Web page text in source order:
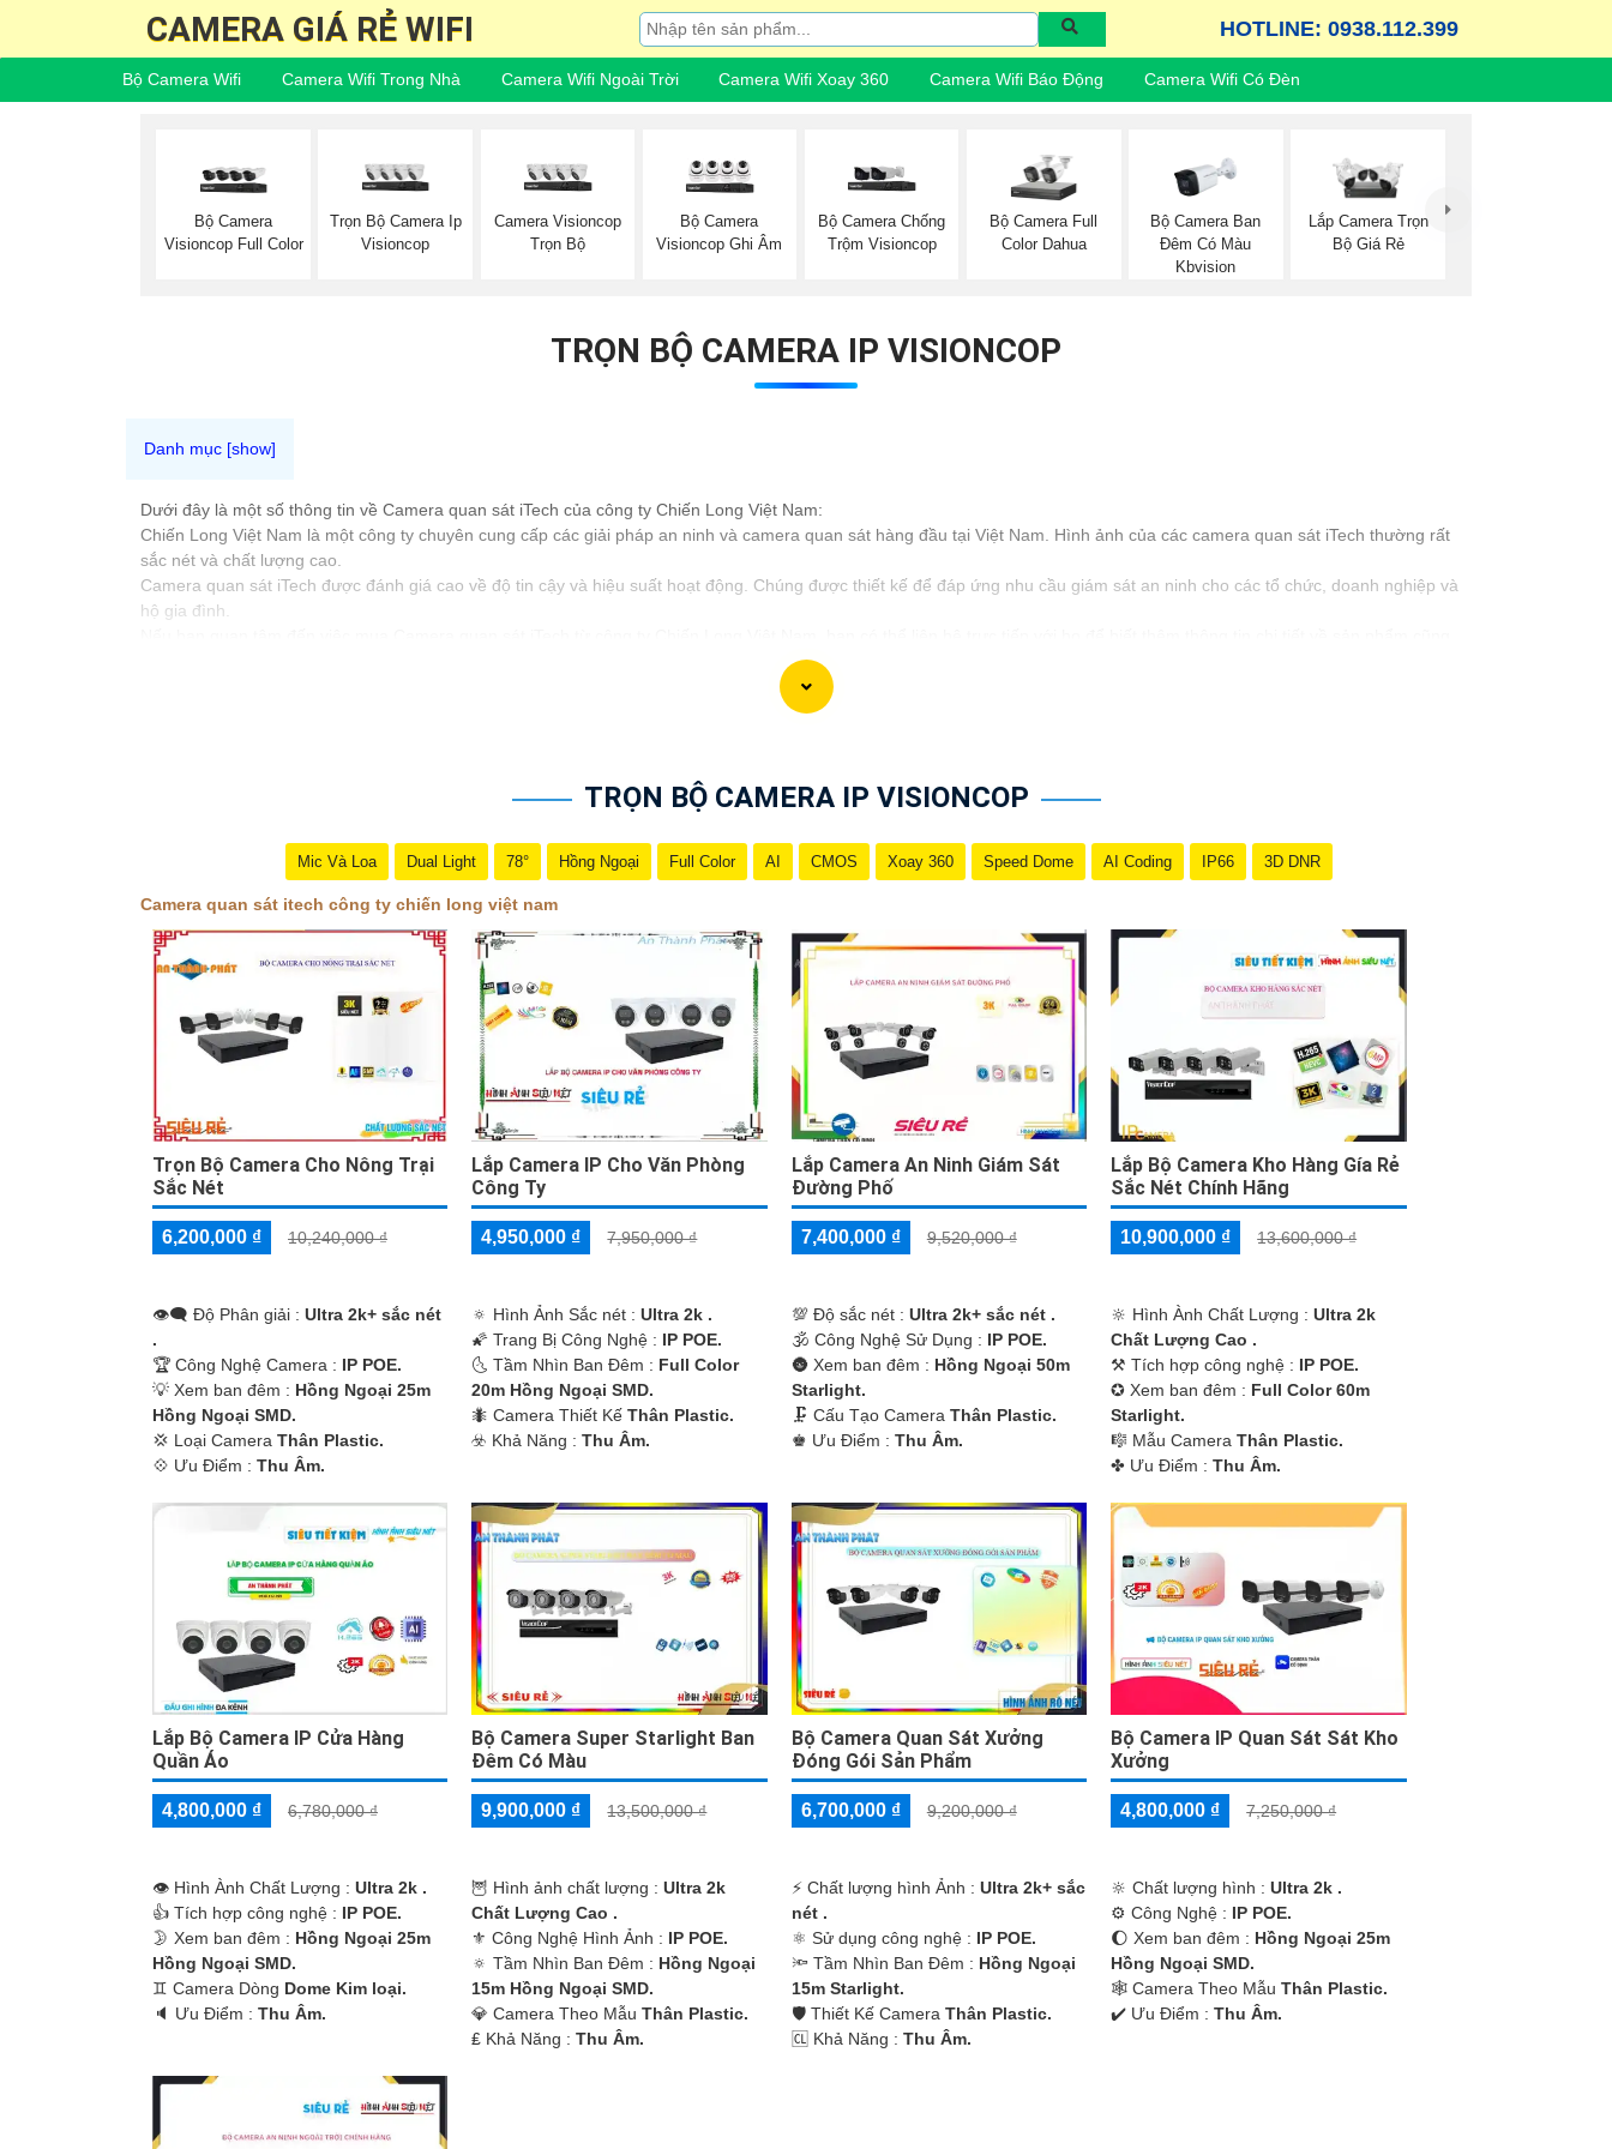
CAMERA GIÁ RẺ WIFI HOTLINE: 0938.112.399
Bộ Camera Wifi Camera Wifi Trong Nhà Camera Wifi Ngoài Trời Camera Wifi Xoay 360 Camera Wifi Báo Động Camera Wifi Có Đèn
Bộ Camera
Visioncop Full Color
Trọn Bộ Camera Ip
Visioncop
Camera Visioncop
Trọn Bộ
Bộ Camera
Visioncop Ghi Âm
Bộ Camera Chống
Trộm Visioncop
Bộ Camera Full
Color Dahua
Bộ Camera Ban
Đêm Có Màu
Kbvision
Lắp Camera Trọn
Bộ Giá Rẻ
TRỌN BỘ CAMERA IP VISIONCOP
Dưới đây là một số thông tin về Camera quan sát iTech của công ty Chiến Long Việt Nam:
Chiến Long Việt Nam là một công ty chuyên cung cấp các giải pháp an ninh và camera quan sát hàng đầu tại Việt Nam. Hình ảnh của các camera quan sát iTech thường rất
sắc nét và chất lượng cao.
Camera quan sát iTech được đánh giá cao về độ tin cậy và hiệu suất hoạt động. Chúng được thiết kế để đáp ứng nhu cầu giám sát an ninh cho các tổ chức, doanh nghiệp và
hộ gia đình.
TRỌN BỘ CAMERA IP VISIONCOP
Mic Và Loa Dual Light 78° Hồng Ngoại Full Color AI CMOS Xoay 360 Speed Dome AI Coding IP66 3D DNR
Camera quan sát itech công ty chiến long việt nam
Trọn Bộ Camera Cho Nông Trại
Sắc Nét
6,200,000 ₫ 10,240,000 ₫
👁️‍🗨 Độ Phân giải : Ultra 2k+ sắc nét
.
🏆 Công Nghệ Camera : IP POE.
💡 Xem ban đêm : Hồng Ngoại 25m
Hồng Ngoại SMD.
💢 Loại Camera Thân Plastic.
️💠 Ưu Điểm : Thu Âm.
Lắp Camera IP Cho Văn Phòng
Công Ty
4,950,000 ₫ 7,950,000 ₫
🔅 Hình Ảnh Sắc nét :Ultra 2k .
🌠 Trang Bị Công Nghệ : IP POE.
🌜 Tầm Nhìn Ban Đêm : Full Color
20m Hồng Ngoại SMD.
🐜 Camera Thiết KếThân Plastic.
️☣️ Khả Năng :Thu Âm.
Lắp Camera An Ninh Giám Sát
Đường Phố
7,400,000 ₫ 9,520,000 ₫
💯 Độ sắc nét : Ultra 2k+ sắc nét .
🕉️ Công Nghệ Sử Dụng : IP POE.
🌚 Xem ban đêm : Hồng Ngoại 50m
Starlight.
🗜️ Cấu Tạo Camera Thân Plastic.
️♚ Ưu Điểm : Thu Âm.
Lắp Bộ Camera Kho Hàng Gía Rẻ
Sắc Nét Chính Hãng
10,900,000 ₫ 13,600,000 ₫
🔆 Hình Ành Chất Lượng :Ultra 2k
Chất Lượng Cao .
⚒ Tích hợp công nghệ : IP POE.
✪ Xem ban đêm : Full Color 60m
Starlight.
🎼️ Mẫu CameraThân Plastic.
️✤ Ưu Điểm :Thu Âm.
Lắp Bộ Camera IP Cửa Hàng
Quần Áo
4,800,000 ₫ 6,780,000 ₫
👁 Hình Ành Chất Lượng : Ultra 2k .
👍 Tích hợp công nghệ : IP POE.
🌛 Xem ban đêm : Hồng Ngoại 25m
Hồng Ngoại SMD.
♊ Camera Dòng Dome Kim loại.
️🔈 Ưu Điểm : Thu Âm.
Bộ Camera Super Starlight Ban
Đêm Có Màu
9,900,000 ₫ 13,500,000 ₫
🦉 Hình ảnh chất lượng :Ultra 2k
Chất Lượng Cao .
⚜️ Công Nghệ Hình Ảnh : IP POE.
🔅 Tầm Nhìn Ban Đêm : Hồng Ngoại
15m Hồng Ngoại SMD.
💎 Camera Theo MẫuThân Plastic.
️₤ Khả Năng :Thu Âm.
Bộ Camera Quan Sát Xưởng
Đóng Gói Sản Phẩm
6,700,000 ₫ 9,200,000 ₫
️⚡ Chất lượng hình Ảnh : Ultra 2k+ sắc
nét .
⚛️ Sử dụng công nghệ : IP POE.
🔦 Tầm Nhìn Ban Đêm : Hồng Ngoại
15m Starlight.
🛡 Thiết Kế Camera Thân Plastic.
️🆑 Khả Năng : Thu Âm.
Bộ Camera IP Quan Sát Sát Kho
Xưởng
4,800,000 ₫ 7,250,000 ₫
🔆 Chất lượng hình :Ultra 2k .
⚙ Công Nghệ : IP POE.
🌔 Xem ban đêm : Hồng Ngoại 25m
Hồng Ngoại SMD.
🕸️ Camera Theo MẫuThân Plastic.
️✔️ Ưu Điểm :Thu Âm.